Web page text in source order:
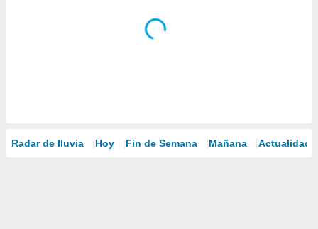
Radar de lluvia Hoy Fin de Semana Mañana Actualidad